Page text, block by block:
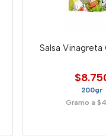
Salsa Vinagreta
200gr
Gramo a